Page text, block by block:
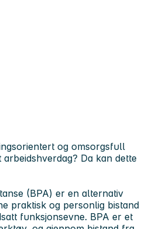
og omsorgsfull
Da kan dette
(BPA) er en alternativ
praktisk og personlig bistand
funksjonsevne. BPA er et